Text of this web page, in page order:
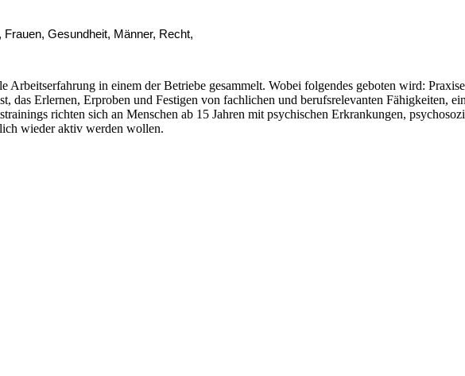
Gesundheit, Männer, Recht,
Arbeitserfahrung in einem der Betriebe gesammelt. Wobei folgendes geboten wird:
das Erlernen, Erproben und Festigen von fachlichen und berufsrelevanten Fähigkeiten,
richten sich an Menschen ab 15 Jahren mit psychischen Erkrankungen,
wieder aktiv werden wollen.